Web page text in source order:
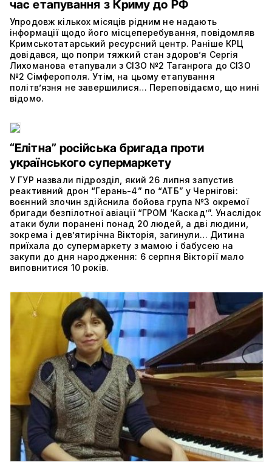
час етапування з Криму до РФ
Упродовж кількох місяців рідним не надають
інформації щодо його місцеперебування, повідомляв
Кримськотатарський ресурсний центр. Раніше КРЦ
довідався, що попри тяжкий стан здоров’я Сергія
Лихоманова етапували з СІЗО №2 Таганрога до СІЗО
№2 Сімферополя. Утім, на цьому етапування
політвʼязня не завершилися… Переповідаємо, що нині
відомо.
“Елітна” російська бригада проти
українського супермаркету
У ГУР назвали підрозділ, який 26 липня запустив
реактивний дрон “Герань-4” по “АТБ” у Чернігові:
воєнний злочин здійснила бойова група №3 окремої
бригади безпілотної авіації “ГРОМ ‘Каскад’”. Унаслідок
атаки були поранені понад 20 людей, а дві людини,
зокрема і дев’ятирічна Вікторія, загинули… Дитина
приїхала до супермаркету з мамою і бабусею на
закупи до дня народження: 6 серпня Вікторії мало
виповнитися 10 років.